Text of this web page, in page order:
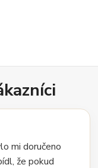
mi doručeno
že pokud